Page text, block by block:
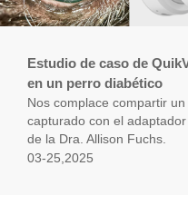
Estudio de caso de
en un perro diabético
Nos complace compartir
capturado con el
de la Dra. Allison Fuchs.
03-25,2025